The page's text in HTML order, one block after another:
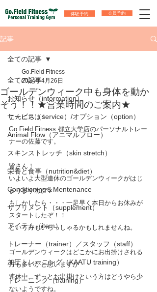
体験予約 会員予約
記事
全ての記事
お知らせ（information）
サービス（service）/オプション（option）
Animal Flow（アニマルフロー）
スキンストレッチ（skin stretch）
栄養と食事（nutrition&diet）
Conditioning＆Mentenance
サプリメント（supplement）
アイテム（item）
トレーナー（trainer）／スタッフ（staff）
加圧トレーニング（KAATU training）
トレーニング（training）
全ての記事
ゴールデンウィーク中も身体を動か
そう！！★営業時間のご案内★
Go.Field Fitness
2024年4月26日
こんにちは！
Go.Field Fitness 都立大学店のパーソナルトレー
ナーの佐藤です。
皆さん！
いよいよ大型連休のゴールデンウィークがはじ
まりますね(^^♪
もしかしたら・・・一足早く本日からお休みが
スタートしたぞ！！
という方もいらっしゃるかもしれませんね。
ゴールデンウィークはどこかにお出掛けされる
方も多いかと思いますが・・・
連休中、ずっとお出掛けという方はどうやら少
ないようですね。